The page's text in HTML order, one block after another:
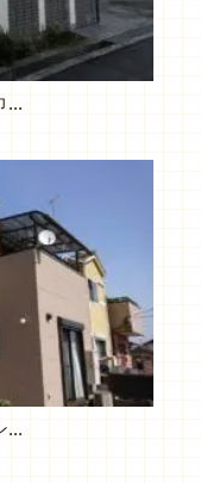
河内長野市/擁壁塗装・手摺塗装・巾木塗装/I邸様/施工事例
富田林市/外壁塗装アステックペイント/超低汚染遮熱プラチナリファイン2000SI/T様/施工事例